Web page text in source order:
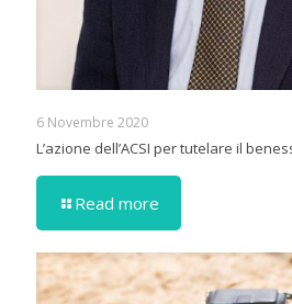
6 Novembre 2020
L’azione dell’ACSI per tutelare il
Read more